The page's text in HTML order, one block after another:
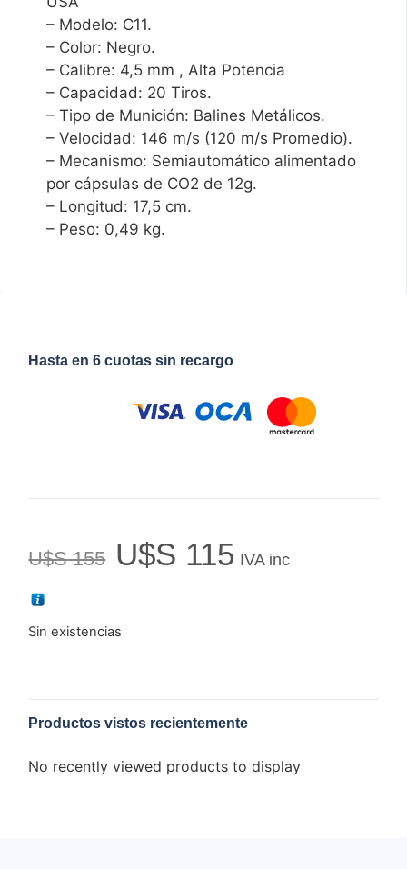
– Modelo: C11.
– Color: Negro.
– Calibre: 4,5 mm , Alta Potencia
– Capacidad: 20 Tiros.
– Tipo de Munición: Balines Metálicos.
– Velocidad: 146 m/s (120 m/s Promedio).
– Mecanismo: Semiautomático alimentado
por cápsulas de CO2 de 12g.
– Longitud: 17,5 cm.
– Peso: 0,49 kg.
Hasta en 6 cuotas sin recargo
U$S155 U$S 115 IVA inc
Sin existencias
Productos vistos recientemente
No recently viewed products to display